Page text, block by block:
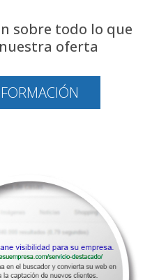
sobre todo lo que
oferta